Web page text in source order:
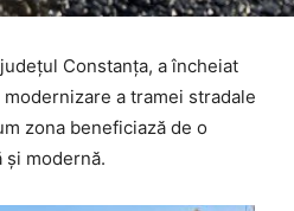
Constanța, a încheiat
a tramei stradale
zona beneficiază de o
și modernă.